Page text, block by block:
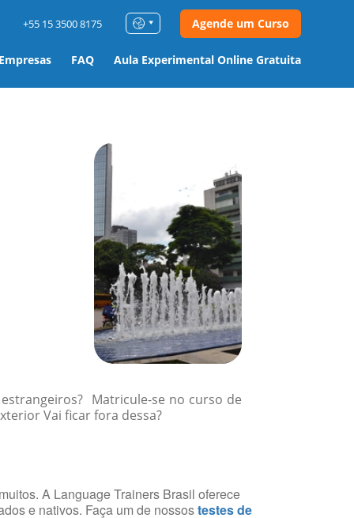
FAQ Aula Experimental Online Gratuita
+55 15 3500 8175 Agende um Curso
Matricule-se no curso de
Vai ficar fora dessa?
A Language Trainers Brasil oferece
e nativos. Faça um de nossostestes de